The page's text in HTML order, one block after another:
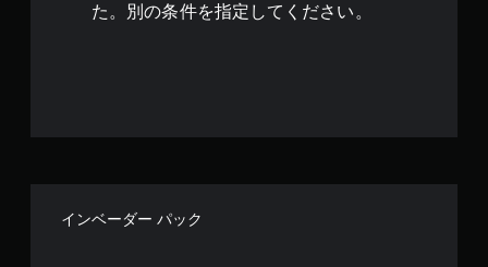
た。別の条件を指定してください。
インベーダー パック